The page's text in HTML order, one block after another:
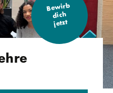
Bewirb
dich
jetzt